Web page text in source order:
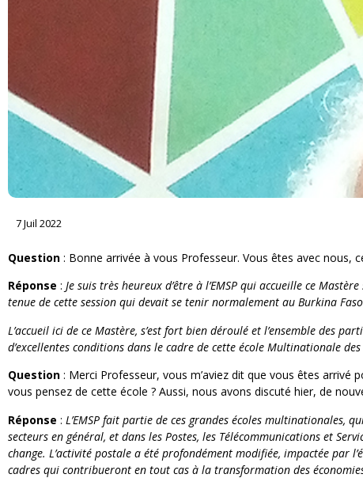
7 Juil 2022
Question : Bonne arrivée à vous Professeur. Vous êtes avec nous,
Réponse : Je suis très heureux d’être à l’EMSP qui accueille ce
tenue de cette session qui devait se tenir normalement au Burkina
L’accueil ici de ce Mastère, s’est fort bien déroulé et l’ensemble des
d’excellentes conditions dans le cadre de cette école Multinationale des
Question : Merci Professeur, vous m’aviez dit que vous êtes arrivé
vous pensez de cette école ? Aussi, nous avons discuté hier, de
Réponse : L’EMSP fait partie de ces grandes écoles multinationales,
secteurs en général, et dans les Postes, les Télécommunications et
change. L’activité postale a été profondément modifiée, impactée par
cadres qui contribueront en tout cas à la transformation des